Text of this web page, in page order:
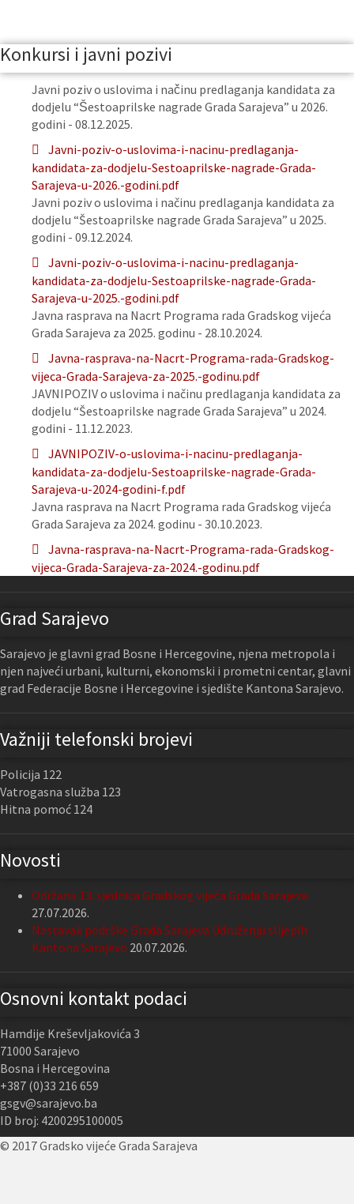
Konkursi i javni pozivi
Javni poziv o uslovima i načinu predlaganja kandidata za
dodjelu “Šestoaprilske nagrade Grada Sarajeva” u 2026.
godini - 08.12.2025.
Javni-poziv-o-uslovima-i-nacinu-predlaganja-
kandidata-za-dodjelu-Sestoaprilske-nagrade-Grada-
Sarajeva-u-2026.-godini.pdf
Javni poziv o uslovima i načinu predlaganja kandidata za
dodjelu “Šestoaprilske nagrade Grada Sarajeva” u 2025.
godini - 09.12.2024.
Javni-poziv-o-uslovima-i-nacinu-predlaganja-
kandidata-za-dodjelu-Sestoaprilske-nagrade-Grada-
Sarajeva-u-2025.-godini.pdf
Javna rasprava na Nacrt Programa rada Gradskog vijeća
Grada Sarajeva za 2025. godinu - 28.10.2024.
Javna-rasprava-na-Nacrt-Programa-rada-Gradskog-
vijeca-Grada-Sarajeva-za-2025.-godinu.pdf
JAVNIPOZIV o uslovima i načinu predlaganja kandidata za
dodjelu “Šestoaprilske nagrade Grada Sarajeva” u 2024.
godini - 11.12.2023.
JAVNIPOZIV-o-uslovima-i-nacinu-predlaganja-
kandidata-za-dodjelu-Sestoaprilske-nagrade-Grada-
Sarajeva-u-2024-godini-f.pdf
Javna rasprava na Nacrt Programa rada Gradskog vijeća
Grada Sarajeva za 2024. godinu - 30.10.2023.
Javna-rasprava-na-Nacrt-Programa-rada-Gradskog-
vijeca-Grada-Sarajeva-za-2024.-godinu.pdf
Grad Sarajevo
Sarajevo je glavni grad Bosne i Hercegovine, njena metropola i
njen najveći urbani, kulturni, ekonomski i prometni centar, glavni
grad Federacije Bosne i Hercegovine i sjedište Kantona Sarajevo.
Važniji telefonski brojevi
Policija 122
Vatrogasna služba 123
Hitna pomoć 124
Novosti
Održana 13. sjednica Gradskog vijeća Grada Sarajeva
27.07.2026.
Nastavak podrške Grada Sarajeva Udruženju slijepih
Kantona Sarajevo 20.07.2026.
Osnovni kontakt podaci
Hamdije Kreševljakovića 3
71000 Sarajevo
Bosna i Hercegovina
+387 (0)33 216 659
gsgv@sarajevo.ba
ID broj: 4200295100005
© 2017 Gradsko vijeće Grada Sarajeva